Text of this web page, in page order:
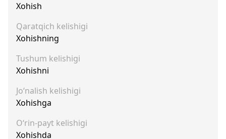
Xohish
Qaratqich kelishigi
Xohishning
Tushum kelishigi
Xohishni
Jo‘nalish kelishigi
Xohishga
O‘rin-payt kelishigi
Xohishda